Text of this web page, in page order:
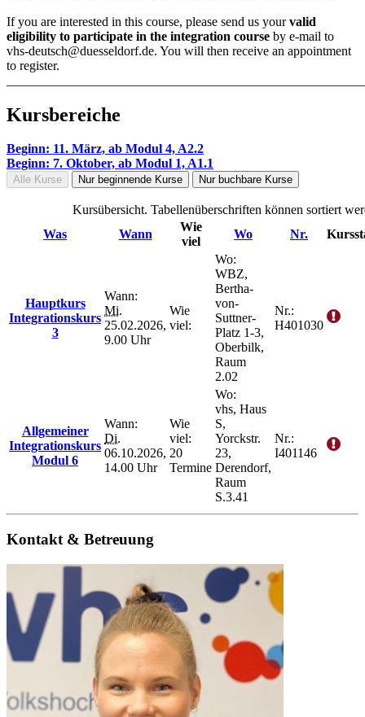
If you are interested in this course, please send us yourvalid
eligibility to participate in the integration course by e-mail to
vhs-deutsch@duesseldorf.de. You will then receive an appointment
to register.
Kursbereiche
Beginn: 11. März, ab Modul 4, A2.2
Beginn: 7. Oktober, ab Modul 1, A1.1
Alle Kurse Nur beginnende Kurse Nur buchbare Kurse
Kursübersicht. Tabellenüberschriften können sortiert
Was
Wann
Wie
viel
Wo Nr.
Hauptkurs
Integrationskurs
3
Wann:
Mi.
25.02.2026,
9.00 Uhr
Wie
viel:
Wo:
WBZ,
Bertha-
von-
Suttner-
Platz 1-3,
Oberbilk,
Raum
2.02
Nr.:
H401030
Allgemeiner
Integrationskurs
Modul 6
Wann:
Di.
06.10.2026,
14.00 Uhr
Wie
viel:
20
Termine
Wo:
vhs, Haus
S,
Yorckstr.
23,
Derendorf,
Raum
S.3.41
Nr.:
I401146
Kontakt & Betreuung